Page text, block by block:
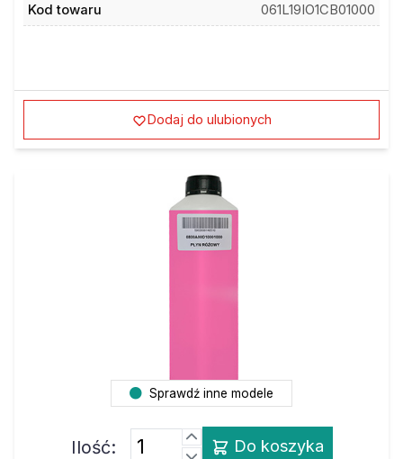
Kod towaru
061L19IO1CB01000
Dodaj do ulubionych
Sprawdź inne modele
Ilość: Do koszyka